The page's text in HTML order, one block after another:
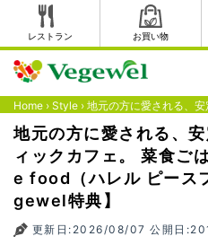
レストラン お買い物
Home › Style › 地元の方に愛される、
地元の方に愛される、
ィックカフェ。 菜食
e food（ハレル ピース
gewel特典】
更新日:2026/08/07 公開日